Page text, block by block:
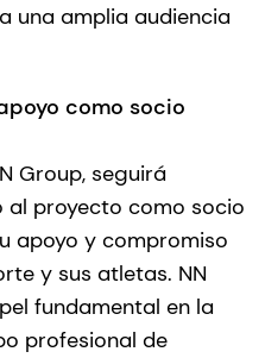
una amplia audiencia
como socio
Group, seguirá
al proyecto como socio
apoyo y compromiso
y sus atletas. NN
fundamental en la
profesional de